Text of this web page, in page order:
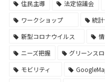
住民主導
法定協議会
ワークショップ
統
新型コロナウイルス
ニーズ把握
グリーンス
モビリティ